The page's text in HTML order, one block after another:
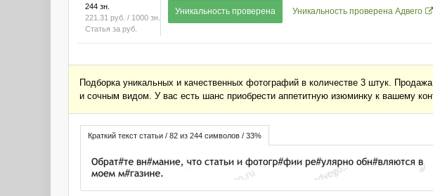
244 зн.
221.31 руб. / 1000 зн.
Статья за руб.
Уникальность проверена Уникальность проверена Адвего
Подборка уникальных и качественных фотографий в количестве 3 штук.
и сочным видом. У вас есть шанс приобрести аппетитную изюминку к вашему
Краткий текст статьи / 82 из 244 символов / 33%